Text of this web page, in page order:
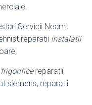
Servicii Neamt
instalatii
reparatii,
siemens, reparatii